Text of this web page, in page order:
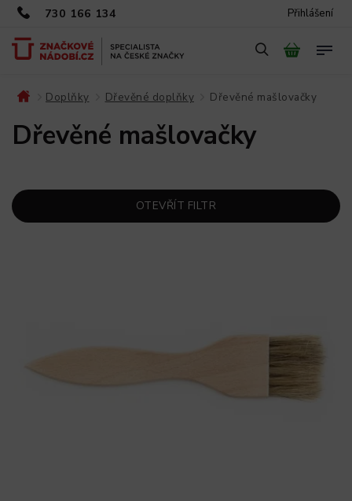
730 166 134 Přihlášení
Doplňky Dřevěné doplňky Dřevěné mašlovačky
Dřevěné mašlovačky
OTEVŘÍT FILTR